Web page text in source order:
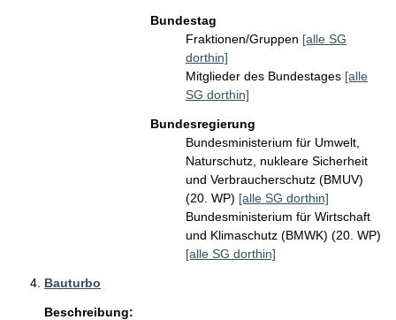
Bundestag
Fraktionen/Gruppen [alle SG
dorthin]
Mitglieder des Bundestages [alle
SG dorthin]
Bundesregierung
Bundesministerium für Umwelt,
Naturschutz, nukleare Sicherheit
und Verbraucherschutz (BMUV)
(20. WP) [alle SG dorthin]
Bundesministerium für Wirtschaft
und Klimaschutz (BMWK) (20. WP)
[alle SG dorthin]
Bauturbo
Beschreibung: